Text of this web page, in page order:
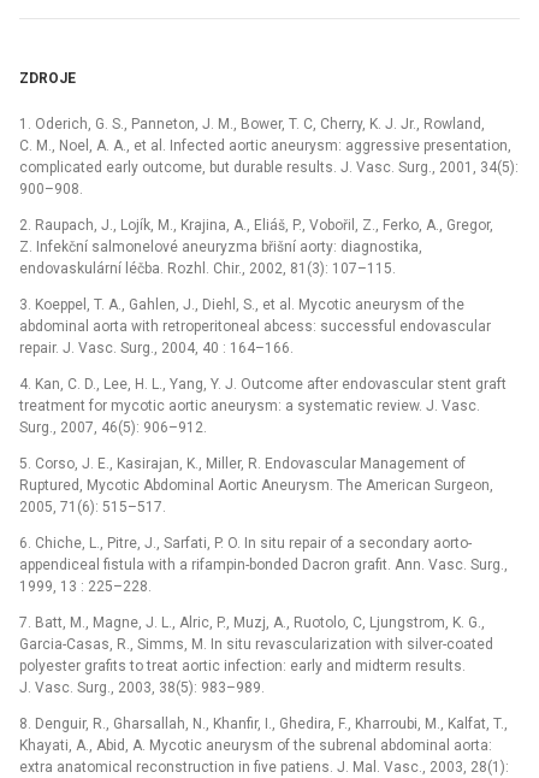
ZDROJE
1. Oderich, G. S., Panneton, J. M., Bower, T. C, Cherry, K. J. Jr., Rowland,
C. M., Noel, A. A., et al. Infected aortic aneurysm: aggressive presentation,
complicated early outcome, but durable results. J. Vasc. Surg., 2001, 34(5):
900–908.
2. Raupach, J., Lojík, M., Krajina, A., Eliáš, P., Vobořil, Z., Ferko, A., Gregor,
Z. Infekční salmonelové aneuryzma břišní aorty: diagnostika,
endovaskulární léčba. Rozhl. Chir., 2002, 81(3): 107–115.
3. Koeppel, T. A., Gahlen, J., Diehl, S., et al. Mycotic aneurysm of the
abdominal aorta with retroperitoneal abcess: successful endovascular
repair. J. Vasc. Surg., 2004, 40 : 164–166.
4. Kan, C. D., Lee, H. L., Yang, Y. J. Outcome after endovascular stent graft
treatment for mycotic aortic aneurysm: a systematic review. J. Vasc.
Surg., 2007, 46(5): 906–912.
5. Corso, J. E., Kasirajan, K., Miller, R. Endovascular Management of
Ruptured, Mycotic Abdominal Aortic Aneurysm. The American Surgeon,
2005, 71(6): 515–517.
6. Chiche, L., Pitre, J., Sarfati, P. O. In situ repair of a secondary aorto-
appendiceal fistula with a rifampin-bonded Dacron grafit. Ann. Vasc. Surg.,
1999, 13 : 225–228.
7. Batt, M., Magne, J. L., Alric, P., Muzj, A., Ruotolo, C, Ljungstrom, K. G.,
Garcia-Casas, R., Simms, M. In situ revascularization with silver-coated
polyester grafits to treat aortic infection: early and midterm results.
J. Vasc. Surg., 2003, 38(5): 983–989.
8. Denguir, R., Gharsallah, N., Khanfir, I., Ghedira, F., Kharroubi, M., Kalfat, T.,
Khayati, A., Abid, A. Mycotic aneurysm of the subrenal abdominal aorta:
extra anatomical reconstruction in five patiens. J. Mal. Vasc., 2003, 28(1):